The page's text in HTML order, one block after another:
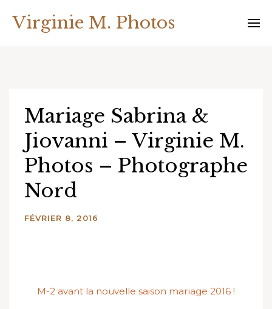
Virginie M. Photos
Mariage Sabrina &
Jiovanni – Virginie M.
Photos – Photographe
Nord
FÉVRIER 8, 2016
M-2 avant la nouvelle saison mariage 2016 !